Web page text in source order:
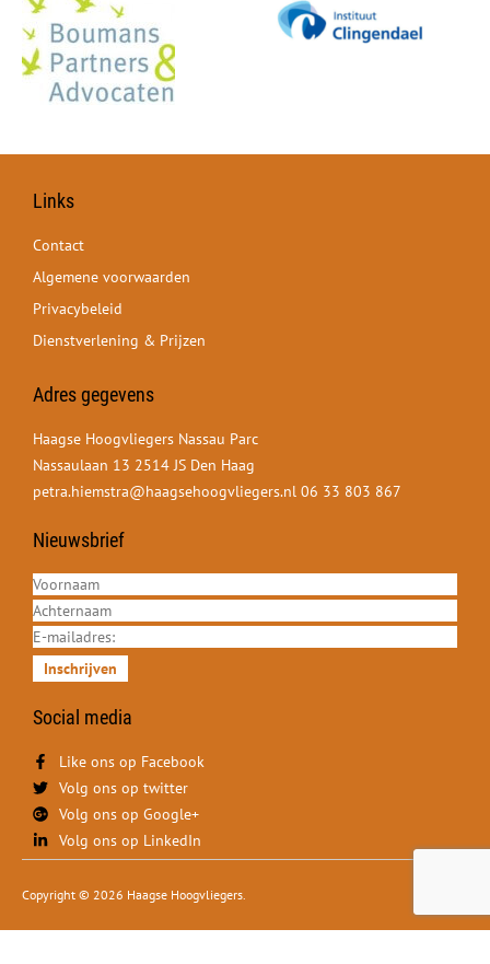
Links
Contact
Algemene voorwaarden
Privacybeleid
Dienstverlening & Prijzen
Adres gegevens
Haagse Hoogvliegers Nassau Parc
Nassaulaan 13 2514 JS Den Haag
petra.hiemstra@haagsehoogvliegers.nl 06 33 803 867
Nieuwsbrief
Inschrijven
Social media
Like ons op Facebook
Volg ons op twitter
Volg ons op Google+
Volg ons op LinkedIn
Copyright © 2026 Haagse Hoogvliegers.